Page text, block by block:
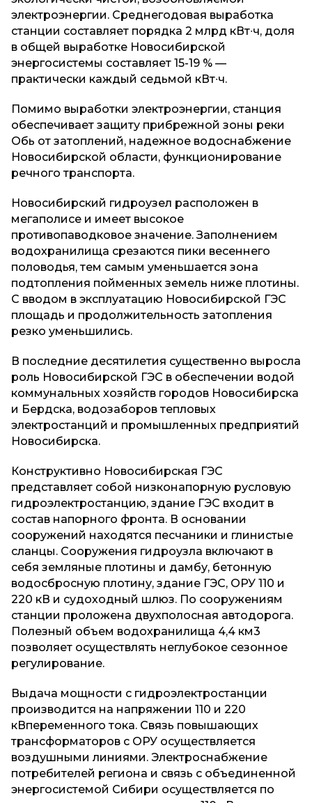
электроэнергии. Среднегодовая выработка
станции составляет порядка 2 млрд кВт∙ч, доля
в общей выработке Новосибирской
энергосистемы составляет 15-19 % —
практически каждый седьмой кВт∙ч.
​Помимо выработки электроэнергии, станция
обеспечивает защиту прибрежной зоны реки
Обь от затоплений, надежное водоснабжение
Новосибирской области, функционирование
речного транспорта.
Новосибирский гидроузел расположен в
мегаполисе и имеет высокое
противопаводковое значение. Заполнением
водохранилища срезаются пики весеннего
половодья, тем самым уменьшается зона
подтопления пойменных земель ниже плотины.
С вводом в эксплуатацию Новосибирской ГЭС
площадь и продолжительность затопления
резко уменьшились.
В последние десятилетия существенно выросла
роль Новосибирской ГЭС в обеспечении водой
коммунальных хозяйств городов Новосибирска
и Бердска, водозаборов тепловых
электростанций и промышленных предприятий
Новосибирска.
​Конструктивно Новосибирская ГЭС
представляет собой низконапорную русловую
гидроэлектростанцию, здание ГЭС входит в
состав напорного фронта. В основании
сооружений находятся песчаники и глинистые
сланцы. Сооружения гидроузла включают в
себя земляные плотины и дамбу, бетонную
водосбросную плотину, здание ГЭС, ОРУ 110 и
220 кВ и судоходный шлюз. По сооружениям
станции проложена двухполосная автодорога.
Полезный объем водохранилища 4,4 км3
позволяет осуществлять неглубокое сезонное
регулирование.
Выдача мощности с гидроэлектростанции
производится на напряжении 110 и 220
кВпеременного тока. Связь повышающих
трансформаторов с ОРУ осуществляется
воздушными линиями. Электроснабжение
потребителей региона и связь с объединенной
энергосистемой Сибири осуществляется по